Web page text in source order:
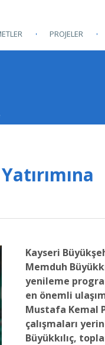
PROJELER
Kayseri
Memduh
yenileme
en önemli
Mustafa Kemal
çalışmaları
Büyükkılıç,